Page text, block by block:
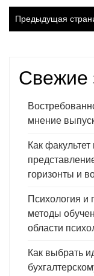
записей
Предыдущая
Свежие
мнение
Как
горизонты и
Психология
методы
области
Как выбрать